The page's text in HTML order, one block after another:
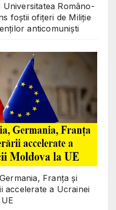
Româno-
foștii ofițeri de Miliție
anticomuniști
Franța și
accelerate a Ucrainei